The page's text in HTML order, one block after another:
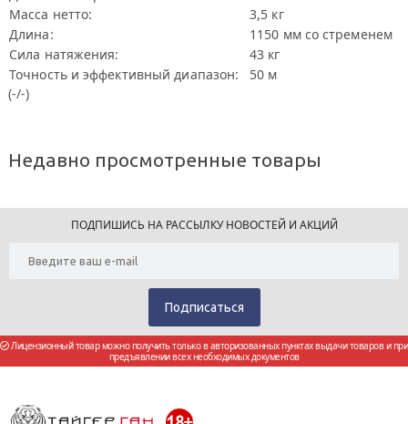
Масса нетто:
3,5 кг
Длина:
1150 мм со стременем
Сила натяжения:
43 кг
Точность и эффективный диапазон:
50 м
(-/-)
Недавно просмотренные товары
ПОДПИШИСЬ НА РАССЫЛКУ НОВОСТЕЙ И АКЦИЙ
Лицензионный товар можно получить только в авторизованных пунктах выдачи товаров и при
предъявлении всех необходимых документов